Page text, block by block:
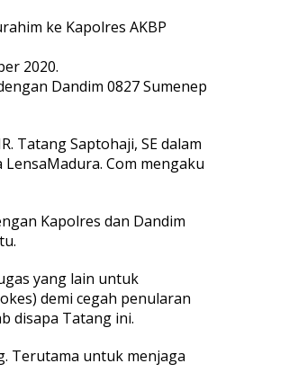
ke Kapolres AKBP
2020.
Dandim 0827 Sumenep
Tatang Saptohaji, SE dalam
Com mengaku
Kapolres dan Dandim
yang lain untuk
demi cegah penularan
disapa Tatang ini.
Terutama untuk menjaga